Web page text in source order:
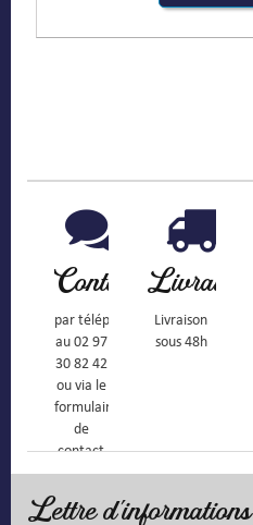
Contact
par téléphone
au 02 97
30 82 42
ou via le
formulaire
de
contact
Livraison
Livraison
sous 48h
Lettre d'informations